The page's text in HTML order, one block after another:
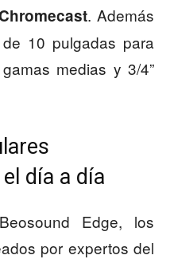
. Además
10 pulgadas para
medias y 3/4”
día a día
Edge, los
por expertos del